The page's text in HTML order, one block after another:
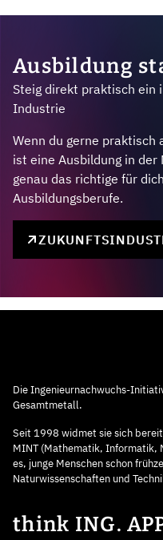
Ausbildung
Steig direkt praktisch ein
Industrie
Wenn du gerne
ist eine Ausbildung in
genau das richtige für
Ausbildungsberufe.
Die Ingenieurnachwuchs-
Gesamtmetall.
Seit 1998 widmet sie sich
MINT (Mathematik, Informatik,
es, junge Menschen schon
Naturwissenschaften und
think ING.